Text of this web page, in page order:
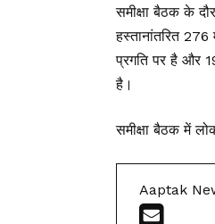
समीक्षा बैठक के
हस्तानांतरित 276
प्रगति पर है और
है।
समीक्षा बैठक में
Aaptak